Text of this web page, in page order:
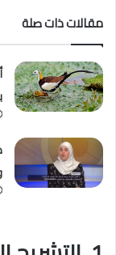
مقالات ذات صلة